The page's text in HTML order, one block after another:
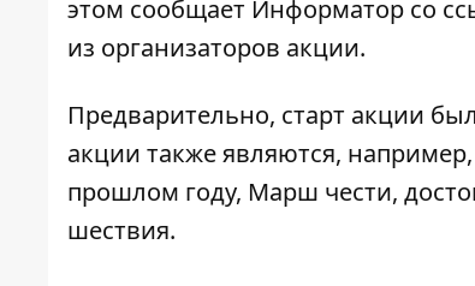
этом сообщает Информатор со
из организаторов акции.
Предварительно, старт акции
акции также являются,
прошлом году, Марш чести,
шествия.